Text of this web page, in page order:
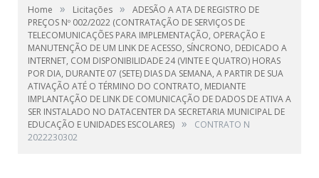
Home » Licitações »
ADESÃO A ATA DE REGISTRO DE
PREÇOS Nº 002/2022 (CONTRATAÇÃO DE SERVIÇOS DE
TELECOMUNICAÇÕES PARA IMPLEMENTAÇÃO, OPERAÇÃO E
MANUTENÇÃO DE UM LINK DE ACESSO, SÍNCRONO, DEDICADO A
INTERNET, COM DISPONIBILIDADE 24 (VINTE E QUATRO) HORAS
POR DIA, DURANTE 07 (SETE) DIAS DA SEMANA, A PARTIR DE SUA
ATIVAÇÃO ATÉ O TÉRMINO DO CONTRATO, MEDIANTE
IMPLANTAÇÃO DE LINK DE COMUNICAÇÃO DE DADOS DE ATIVA A
SER INSTALADO NO DATACENTER DA SECRETARIA MUNICIPAL DE
EDUCAÇÃO E UNIDADES ESCOLARES) »
CONTRATO N
2022230302